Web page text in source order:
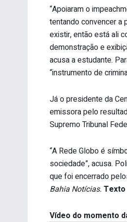
“Apoiaram o
tentando convencer a
existir, então está ali
demonstração e
acusa a estudante.
“instrumento de
Já o presidente da
emissora pelo
Supremo Tribunal
“A Rede Globo é
sociedade”, acusa.
que foi encerrado
Bahia Notícias. Texto
Vídeo do momento